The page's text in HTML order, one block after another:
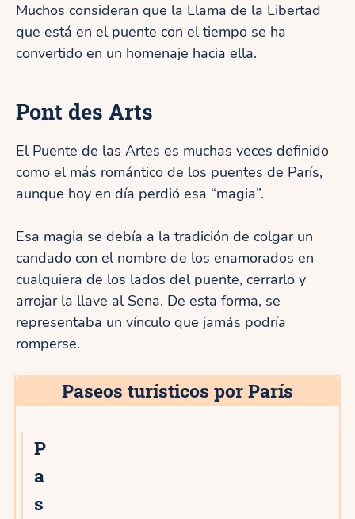
Muchos consideran que la Llama de la Libertad
que está en el puente con el tiempo se ha
convertido en un homenaje hacia ella.
Pont des Arts
El Puente de las Artes es muchas veces definido
como el más romántico de los puentes de París,
aunque hoy en día perdió esa “magia”.
Esa magia se debía a la tradición de colgar un
candado con el nombre de los enamorados en
cualquiera de los lados del puente, cerrarlo y
arrojar la llave al Sena. De esta forma, se
representaba un vínculo que jamás podría
romperse.
Paseos turísticos por París
P
a
s